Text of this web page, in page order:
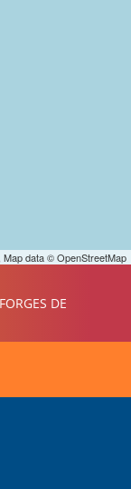
data © OpenStreetMap
DE